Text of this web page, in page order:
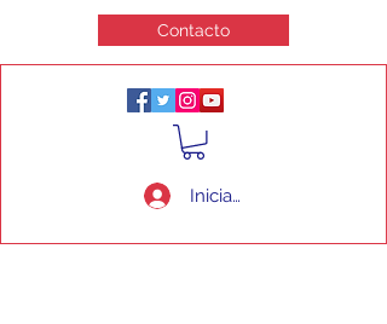
Contacto
Iniciar sesión